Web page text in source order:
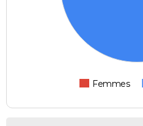
Femmes